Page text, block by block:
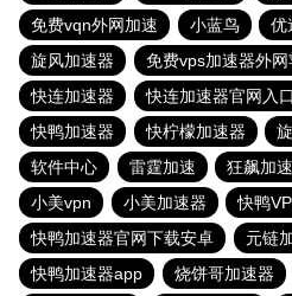
免费vqn外网加速
小蓝鸟 优
旋风加速器
免费vps加速器外网
快连加速器
快连加速器官网入口
快鸭加速器
快柠檬加速器
软件中心
雷霆加速 狂飙加
小美vpn
小美加速器 快鸭
快鸭加速器官网下载安卓
元链
快鸭加速器app
烧饼哥加速器